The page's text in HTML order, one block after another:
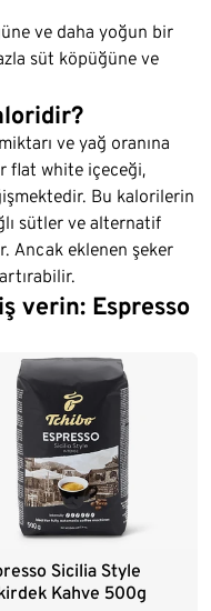
ve daha yoğun bir
süt köpüğüne ve
ve yağ oranına
flat white içeceği,
Bu kalorilerin
sütler ve alternatif
Ancak eklenen şeker
verin: Espresso
Sicilia Style
Kahve 500g